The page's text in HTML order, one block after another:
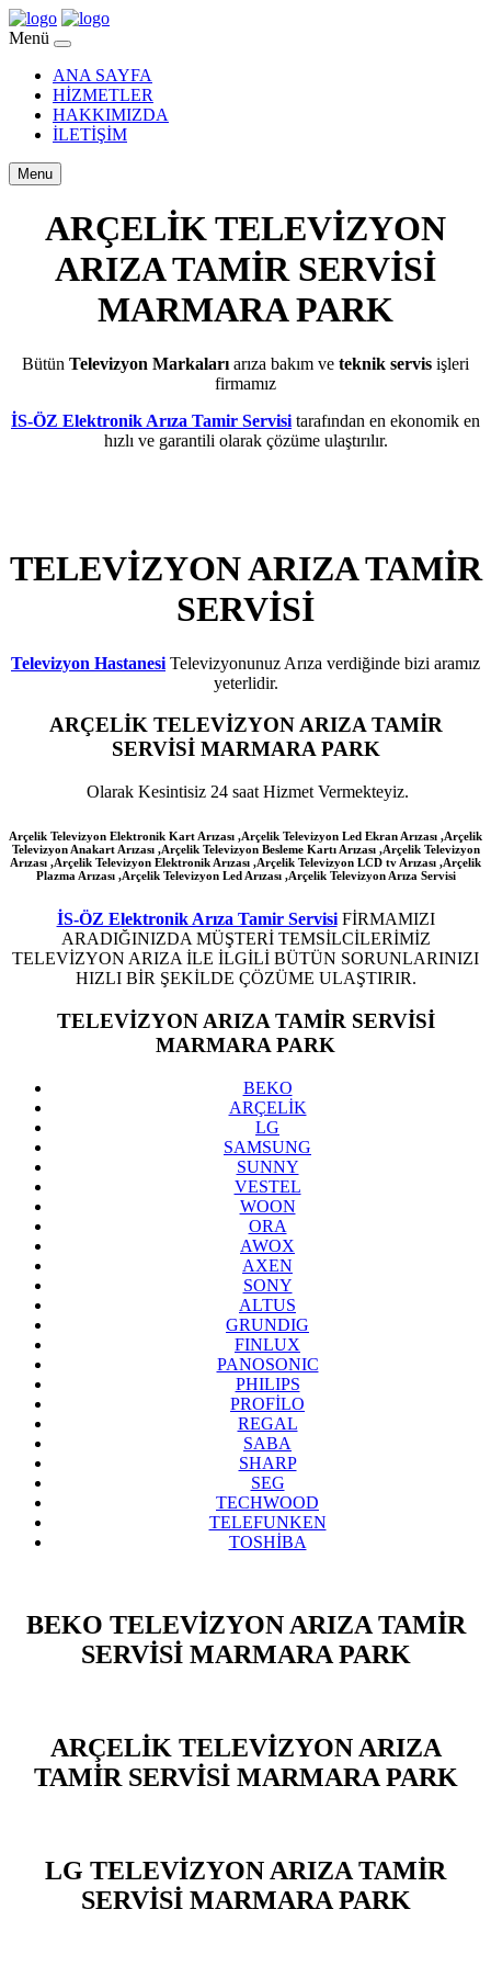
Menü
ANA SAYFA
HİZMETLER
HAKKIMIZDA
İLETİŞİM
Menu
ARÇELİK TELEVİZYON
ARIZA TAMİR SERVİSİ
MARMARA PARK
Bütün Televizyon Markaları arıza bakım ve teknik servis işleri
firmamız
İS-ÖZ Elektronik Arıza Tamir Servisi tarafından en ekonomik en
hızlı ve garantili olarak çözüme ulaştırılır.
TELEVİZYON ARIZA TAMİR
SERVİSİ
Televizyon Hastanesi Televizyonunuz Arıza verdiğinde bizi aramız
yeterlidir.
ARÇELİK TELEVİZYON ARIZA TAMİR
SERVİSİ MARMARA PARK
Olarak Kesintisiz 24 saat Hizmet Vermekteyiz.
Arçelik Televizyon Elektronik Kart Arızası ,Arçelik Televizyon Led Ekran Arızası ,Arçelik
Televizyon Anakart Arızası ,Arçelik Televizyon Besleme Kartı Arızası ,Arçelik Televizyon
Arızası ,Arçelik Televizyon Elektronik Arızası ,Arçelik Televizyon LCD tv Arızası ,Arçelik
Plazma Arızası ,Arçelik Televizyon Led Arızası,ArçelikTelevizyon Arıza Servisi
İS-ÖZ Elektronik Arıza Tamir ServisiFİRMAMIZI
ARADIĞINIZDA MÜŞTERİ TEMSİLCİLERİMİZ
TELEVİZYON ARIZA İLE İLGİLİ BÜTÜN SORUNLARINIZI
HIZLI BİR ŞEKİLDE ÇÖZÜME ULAŞTIRIR.
TELEVİZYON ARIZA TAMİR SERVİSİ
MARMARA PARK
BEKO
ARÇELİK
LG
SAMSUNG
SUNNY
VESTEL
WOON
ORA
AWOX
AXEN
SONY
ALTUS
GRUNDIG
FINLUX
PANOSONIC
PHILIPS
PROFİLO
REGAL
SABA
SHARP
SEG
TECHWOOD
TELEFUNKEN
TOSHİBA
BEKO TELEVİZYON ARIZA TAMİR
SERVİSİ MARMARA PARK
ARÇELİK TELEVİZYON ARIZA
TAMİR SERVİSİ MARMARA PARK
LG TELEVİZYON ARIZA TAMİR
SERVİSİ MARMARA PARK